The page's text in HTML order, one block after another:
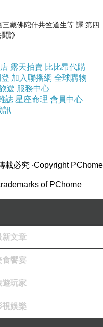
藏佛陀什共竺道生等 譯 第四
鬪諍
露天拍賣 比比昂代購
加入聯播網 全球購物
遊 服務中心
誌 星座命理 會員中心
訊
載必究 ‧Copyright PChome
of PChome
新文章
食饗宴
遊玩家
視娛樂